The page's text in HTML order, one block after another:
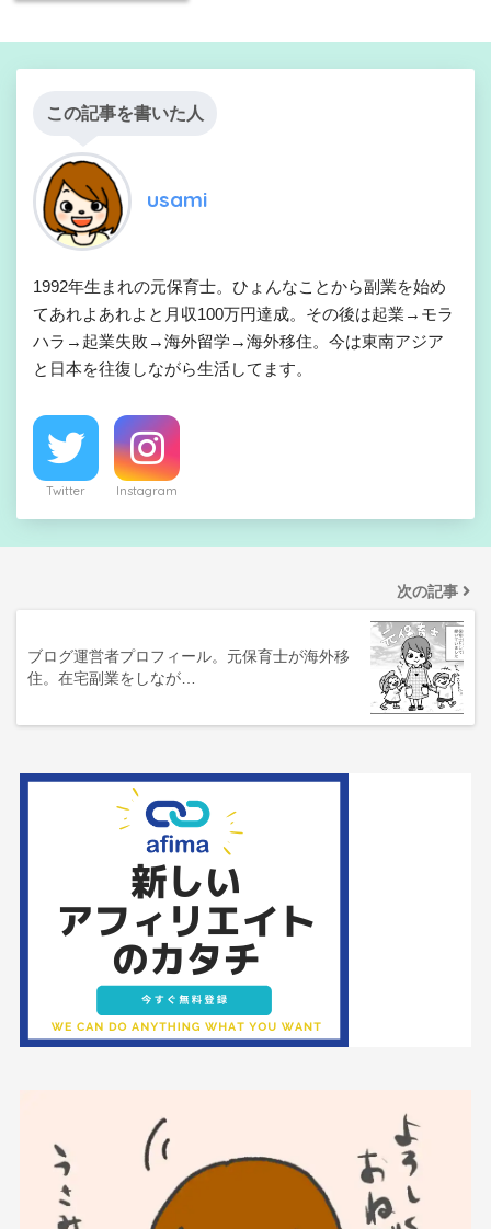
この記事を書いた人
usami
1992年生まれの元保育士。ひょんなことから副業を始め
てあれよあれよと月収100万円達成。その後は起業→モラ
ハラ→起業失敗→海外留学→海外移住。今は東南アジア
と日本を往復しながら生活してます。
Twitter Instagram
次の記事
ブログ運営者プロフィール。元保育士が海外移
住。在宅副業をしなが…